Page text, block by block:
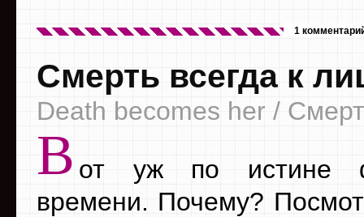
1
Смерть всегда к
Death becomes her /
В от уж по истине
времени. Почему?